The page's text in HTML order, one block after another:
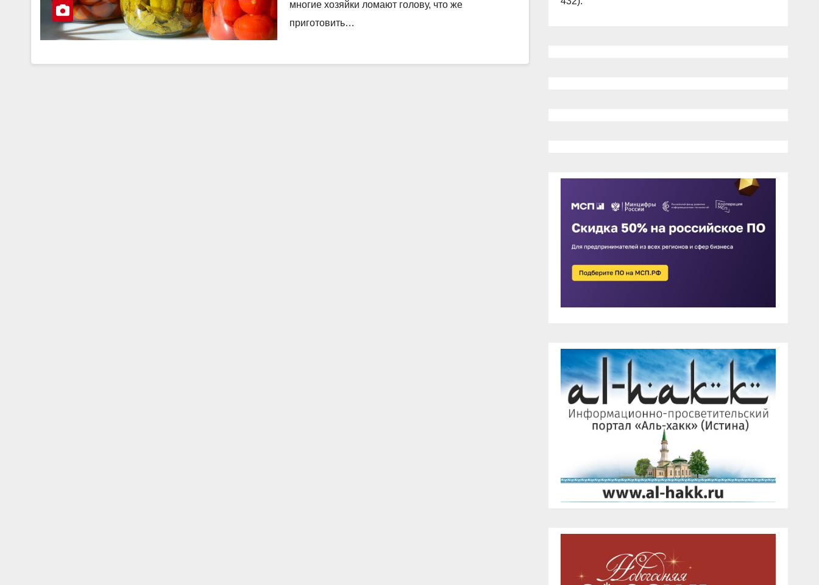
многие хозяйки ломают голову, что же
приготовить…